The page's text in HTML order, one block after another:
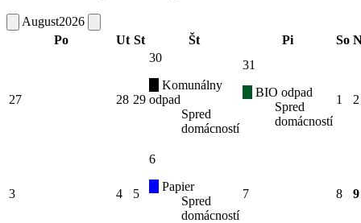
August2026
Po
Ut St Št Pi So
27 28 29
30
Komunálny
odpad
Spred
domácností
31
BIO odpad
Spred
domácností
1 2
3 4 5
6
Papier
Spred
domácností
7 8 9